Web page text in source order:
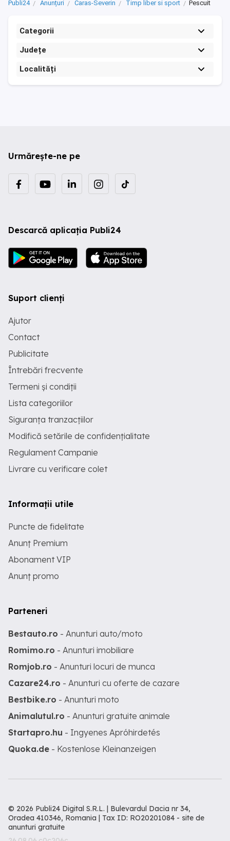
Publi24 Anunțuri Caras-Severin Timp liber si sport Pescuit
Categorii
Județe
Localități
Urmărește-ne pe
Descarcă aplicația Publi24
Suport clienți
Ajutor
Contact
Publicitate
Întrebări frecvente
Termeni și condiții
Lista categoriilor
Siguranța tranzacțiilor
Modifică setările de confidențialitate
Regulament Campanie
Livrare cu verificare colet
Informații utile
Puncte de fidelitate
Anunț Premium
Abonament VIP
Anunț promo
Parteneri
Bestauto.ro - Anunturi auto/moto
Romimo.ro - Anunturi imobiliare
Romjob.ro - Anunturi locuri de munca
Cazare24.ro - Anunturi cu oferte de cazare
Bestbike.ro - Anunturi moto
Animalutul.ro - Anunturi gratuite animale
Startapro.hu - Ingyenes Apróhirdetés
Quoka.de - Kostenlose Kleinanzeigen
© 2026 Publi24 Digital S.R.L. | Bulevardul Dacia nr 34,
Oradea 410346, Romania | Tax ID: RO20201084 - site de
anunturi gratuite